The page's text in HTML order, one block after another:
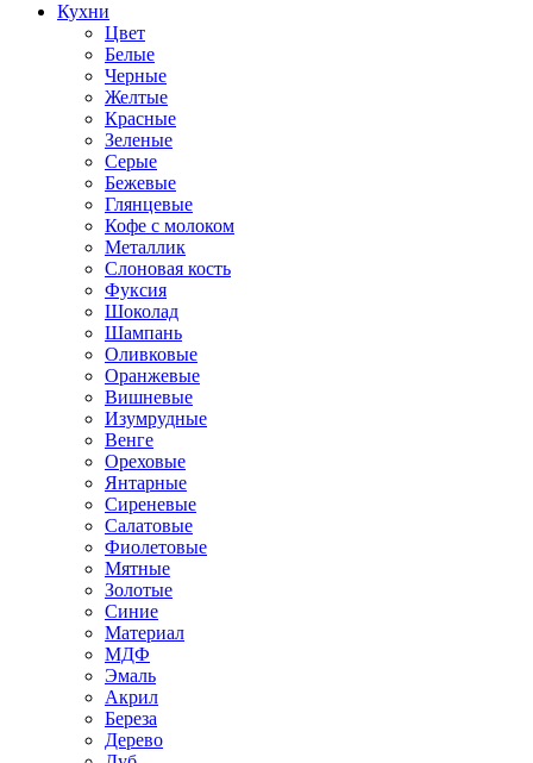
Кухни
Цвет
Белые
Черные
Желтые
Красные
Зеленые
Серые
Бежевые
Глянцевые
Кофе с молоком
Металлик
Слоновая кость
Фуксия
Шоколад
Шампань
Оливковые
Оранжевые
Вишневые
Изумрудные
Венге
Ореховые
Янтарные
Сиреневые
Салатовые
Фиолетовые
Мятные
Золотые
Синие
Материал
МДФ
Эмаль
Акрил
Береза
Дерево